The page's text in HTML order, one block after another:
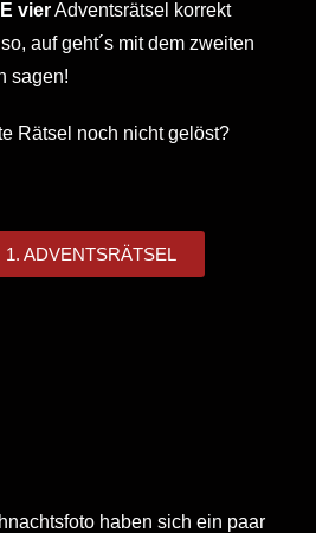
vierAdventsrätsel korrekt
auf geht´s mit dem zweiten
sagen!
Rätsel noch nicht gelöst?
1. ADVENTSRÄTSEL
haben sich ein paar